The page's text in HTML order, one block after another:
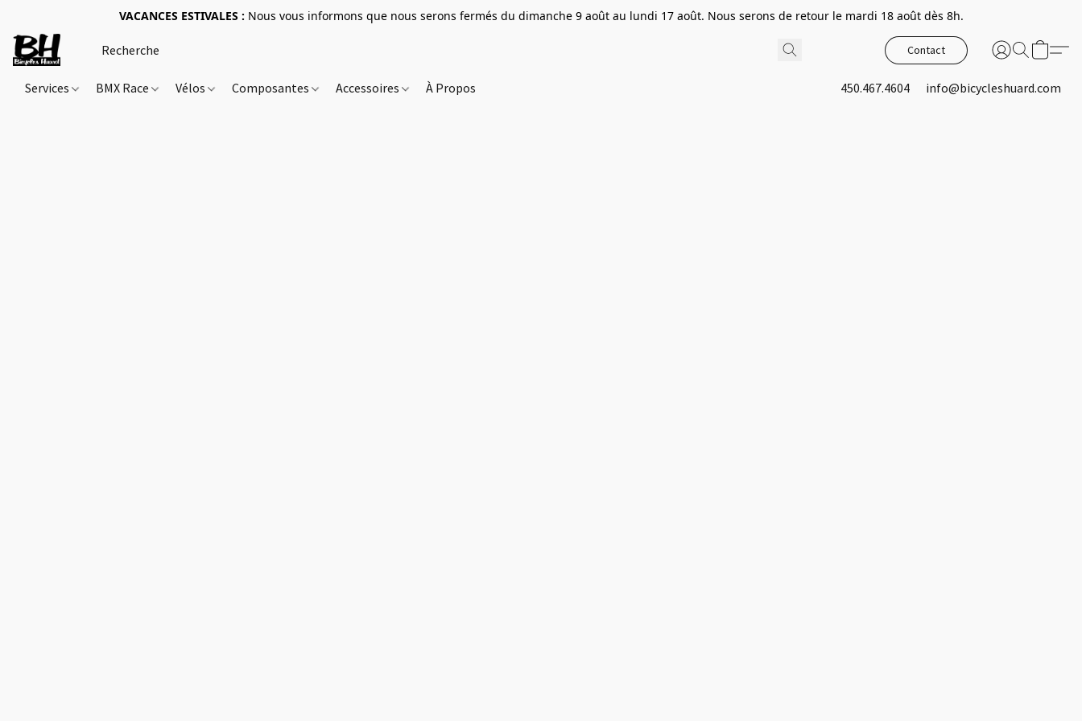
VACANCES ESTIVALES : Nous vous informons que nous serons fermés du dimanche 9 août au lundi 17 août. Nous serons de retour le mardi 18 août dès 8h.
Contact
Services BMX Race Vélos Composantes Accessoires À Propos 450.467.4604 info@bicycleshuard.com